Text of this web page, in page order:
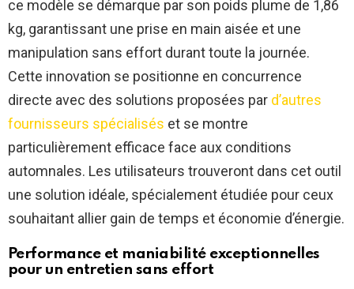
ce modèle se démarque par son poids plume de 1,86
kg, garantissant une prise en main aisée et une
manipulation sans effort durant toute la journée.
Cette innovation se positionne en concurrence
directe avec des solutions proposées par d’autres
fournisseurs spécialisés et se montre
particulièrement efficace face aux conditions
automnales. Les utilisateurs trouveront dans cet outil
une solution idéale, spécialement étudiée pour ceux
souhaitant allier gain de temps et économie d’énergie.
Performance et maniabilité exceptionnelles
pour un entretien sans effort